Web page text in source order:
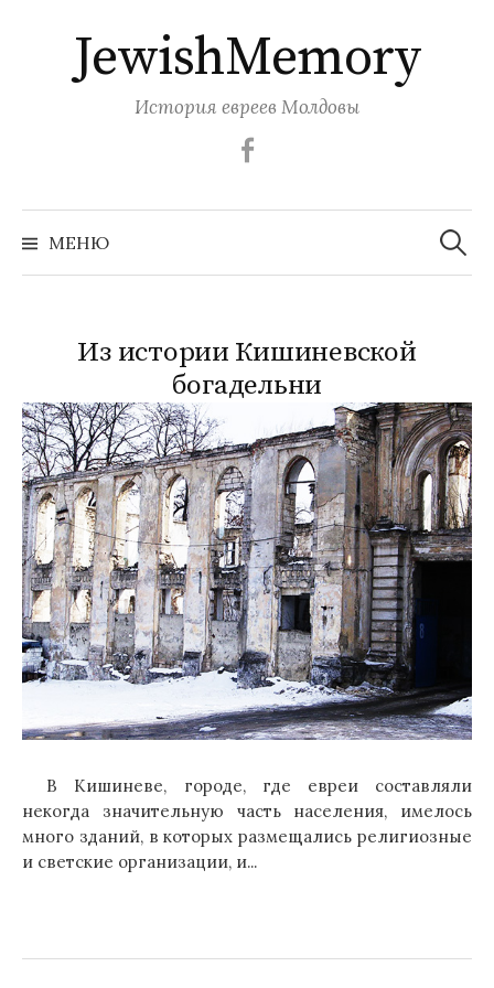
содержимому
JewishMemory
История евреев Молдовы
МЕНЮ Найти:
Из истории Кишиневской
богадельни
В Кишиневе, городе, где евреи составляли
некогда значительную часть населения, имелось
много зданий, в которых размещались религиозные
и светские организации, и...